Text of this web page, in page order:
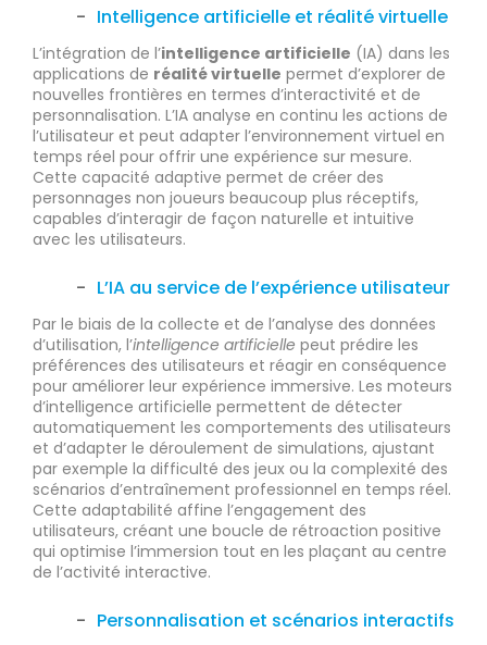
Intelligence artificielle et réalité virtuelle
L’intégration de l’intelligence artificielle (IA) dans les
applications de réalité virtuelle permet d’explorer de
nouvelles frontières en termes d’interactivité et de
personnalisation. L’IA analyse en continu les actions de
l’utilisateur et peut adapter l’environnement virtuel en
temps réel pour offrir une expérience sur mesure.
Cette capacité adaptive permet de créer des
personnages non joueurs beaucoup plus réceptifs,
capables d’interagir de façon naturelle et intuitive
avec les utilisateurs.
L’IA au service de l’expérience utilisateur
Par le biais de la collecte et de l’analyse des données
d’utilisation, l’intelligence artificielle peut prédire les
préférences des utilisateurs et réagir en conséquence
pour améliorer leur expérience immersive. Les moteurs
d’intelligence artificielle permettent de détecter
automatiquement les comportements des utilisateurs
et d’adapter le déroulement de simulations, ajustant
par exemple la difficulté des jeux ou la complexité des
scénarios d’entraînement professionnel en temps réel.
Cette adaptabilité affine l’engagement des
utilisateurs, créant une boucle de rétroaction positive
qui optimise l’immersion tout en les plaçant au centre
de l’activité interactive.
Personnalisation et scénarios interactifs